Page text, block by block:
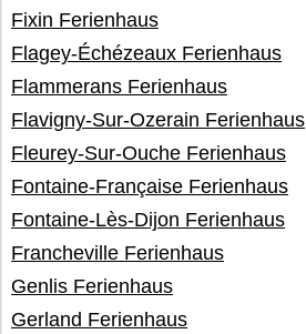
Fixin Ferienhaus
Flagey-Échézeaux Ferienhaus
Flammerans Ferienhaus
Flavigny-Sur-Ozerain Ferienhaus
Fleurey-Sur-Ouche Ferienhaus
Fontaine-Française Ferienhaus
Fontaine-Lès-Dijon Ferienhaus
Francheville Ferienhaus
Genlis Ferienhaus
Gerland Ferienhaus